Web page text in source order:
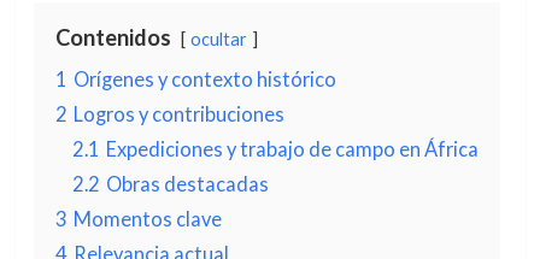
Contenidos ocultar
1 Orígenes y contexto histórico
2 Logros y contribuciones
2.1 Expediciones y trabajo de campo en África
2.2 Obras destacadas
3 Momentos clave
4 Relevancia actual